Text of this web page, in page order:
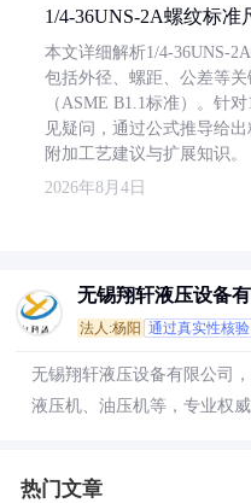
1/4-36UNS-2A螺纹标准
本文详细解析1/4-36UNS-
包括外径、螺距、公差等
（ASME B1.1标准）。针
见疑问，通过公式推导给
附加工艺建议与扩展知识。
2026年8月4日
无锡翔轩液压设备
法人:杨阳 通过真实性核验
无锡翔轩液压设备有限公司
液压机、油压机等，专业权威
热门文章